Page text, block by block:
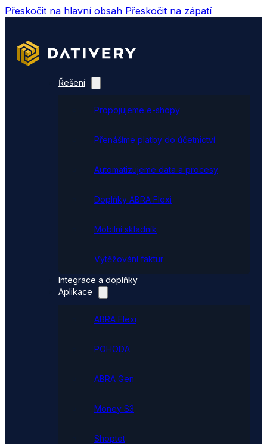
Přeskočit na hlavní obsah Přeskočit na zápatí
Řešení
Propojujeme e-shopy
Přenášíme platby do účetnictví
Automatizujeme data a procesy
Doplňky ABRA Flexi
Mobilní skladník
Vytěžování faktur
Integrace a doplňky
Aplikace
ABRA Flexi
POHODA
ABRA Gen
Money S3
Shoptet